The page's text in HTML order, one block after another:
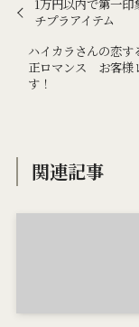
1万円以内で第一
チプラアイテム
ハイカラさんの恋
正ロマンス お客様
す！
関連記事